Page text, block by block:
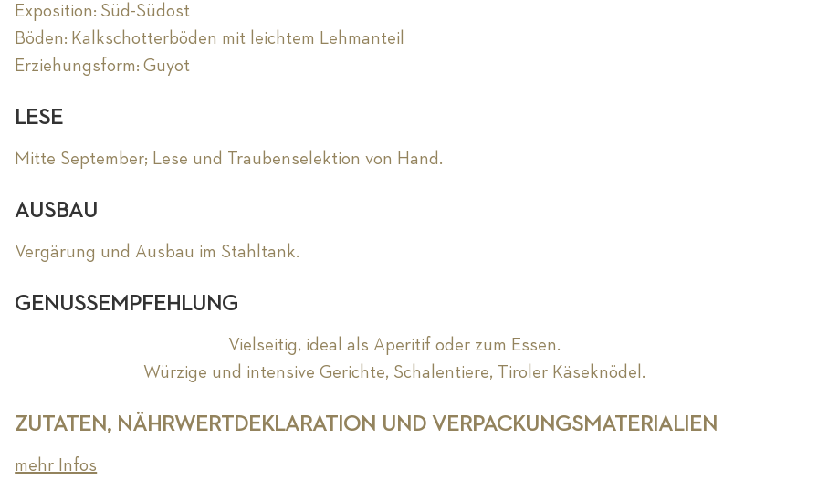
Exposition: Süd-Südost
Böden: Kalkschotterböden mit leichtem Lehmanteil
Erziehungsform: Guyot
LESE
Mitte September; Lese und Traubenselektion von Hand.
AUSBAU
Vergärung und Ausbau im Stahltank.
GENUSSEMPFEHLUNG
Vielseitig, ideal als Aperitif oder zum Essen.
Würzige und intensive Gerichte, Schalentiere, Tiroler Käseknödel.
ZUTATEN, NÄHRWERTDEKLARATION UND VERPACKUNGSMATERIALIEN
mehr Infos